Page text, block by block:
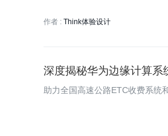
作者 : Think体验设计
深度揭秘华为边缘计算系
助力全国高速公路ETC收费系统